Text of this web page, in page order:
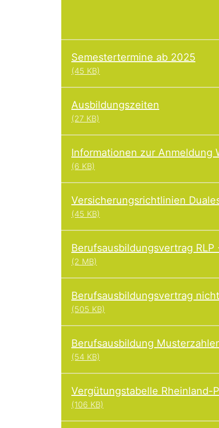
Semestertermine ab 2025
(45 KB)
Ausbildungszeiten
(27 KB)
Informationen zur Anmeldung
(6 KB)
Versicherungsrichtlinien
(45 KB)
Berufsausbildungsvertrag
(2 MB)
Berufsausbildungsvertrag
(505 KB)
Berufsausbildung
(54 KB)
Vergütungstabelle Rheinland-
(106 KB)